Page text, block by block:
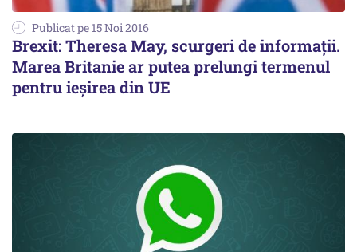
Publicat pe 15 Noi 2016
Brexit: Theresa May, scurgeri de informații.
Marea Britanie ar putea prelungi termenul
pentru ieșirea din UE